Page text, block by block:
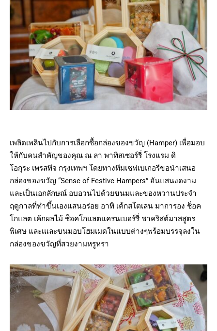
เพลิดเพลินไปกับการเลือกซื้อกล่องของขวัญ (Hamper) เพื่อมอบ
ให้กับคนสำคัญของคุณ ณ ลา พาทิสเซอร์รี่ โรงแรม ดิ
โอกุระ เพรสทีจ กรุงเทพฯ โดยทางทีมเชฟเบเกอรีขอนำเสนอ
กล่องของขวัญ “Sense of Festive Hampers” อันแสนงดงาม
และเป็นเอกลักษณ์ อบอวนไปด้วยขนมและของหวานประจำ
ฤดูกาลที่ทำขึ้นเองแสนอร่อย อาทิ เค้กสโตเลน มาการอง ช็อค
โกแลต เค้กผลไม้ ช็อคโกแลตแครนเบอร์รี่ ชาคริสต์มาสสูตร
พิเศษ และเและขนมอบโฮมเมดในแบบต่างๆพร้อมบรรจุลงใน
กล่องของขวัญที่สวยงามหรูหรา